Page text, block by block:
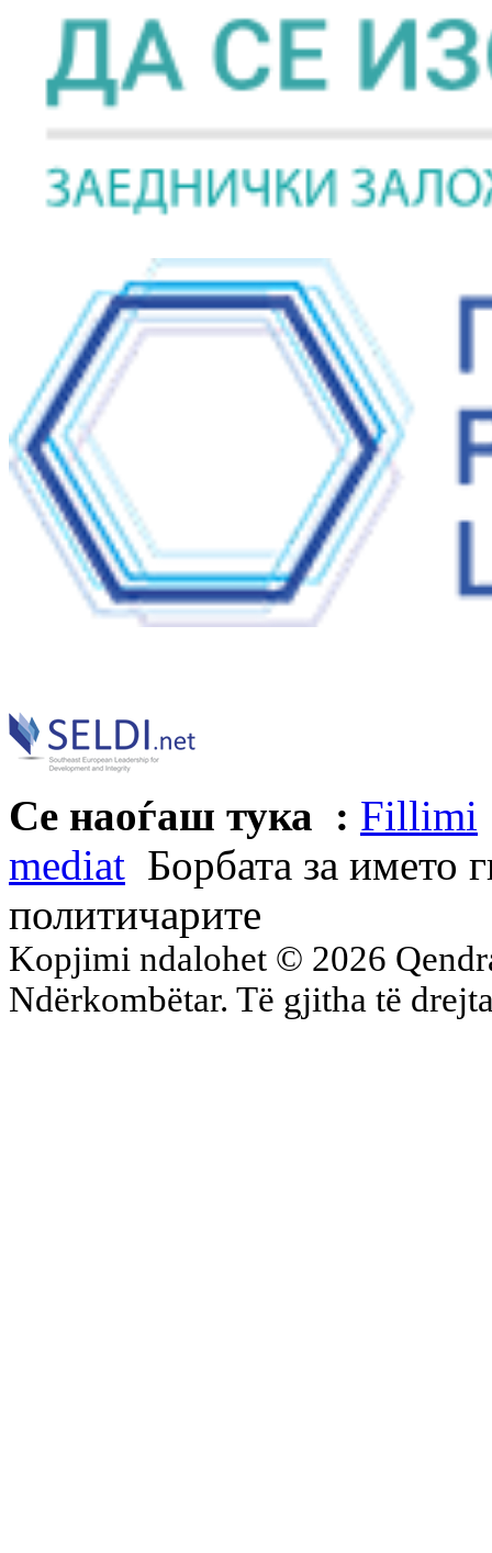
Се наоѓаш тука : Fillimi
mediat Борбата за името
политичарите
Kopjimi ndalohet © 2026
Ndërkombëtar. Të gjitha të